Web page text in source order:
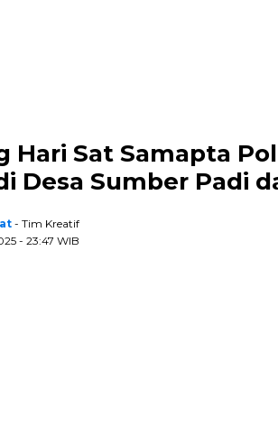
Hari Sat Samapta
Desa Sumber Padi
- Tim Kreatif
- 23:47 WIB